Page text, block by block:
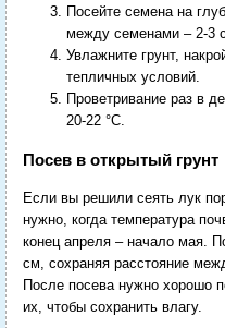
Посейте семена на
между семенами – 2-3
Увлажните грунт,
тепличных условий.
Проветривание раз в
20-22 °C.
Посев в открытый грунт
Если вы решили сеять лук
нужно, когда температура
конец апреля – начало мая.
см, сохраняя расстояние
После посева нужно хорошо
их, чтобы сохранить влагу.